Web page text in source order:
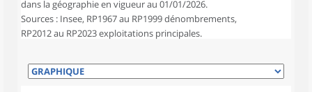
dans la géographie en vigueur au 01/01/2026.
Sources : Insee, RP1967 au RP1999 dénombrements,
RP2012 au RP2023 exploitations principales.